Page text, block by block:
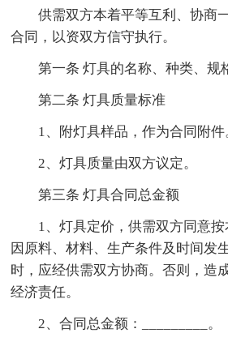
供需双方本着平等互利、协商
合同，以资双方信守执行。
第一条 灯具的名称、种类、规
第二条 灯具质量标准
1、附灯具样品，作为合同附件
2、灯具质量由双方议定。
第三条 灯具合同总金额
1、灯具定价，供需双方同意
因原料、材料、生产条件及时间发
时，应经供需双方协商。否则，造
经济责任。
2、合同总金额：_________。